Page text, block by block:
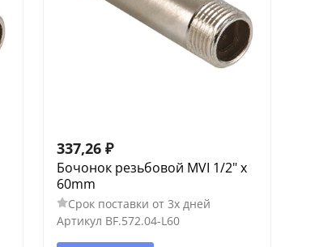
337,26 ₽
Бочонок резьбовой MVI 1/2" x
60mm
Срок поставки от 3х дней
Артикул BF.572.04-L60